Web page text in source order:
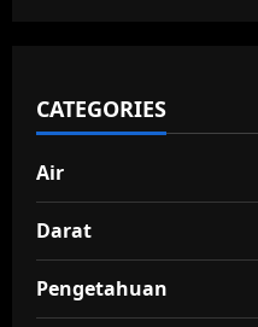
CATEGORIES
Air
Darat
Pengetahuan